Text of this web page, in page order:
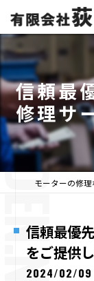
信頼最
修理サ
信頼最優
をご提供
2024/02/09